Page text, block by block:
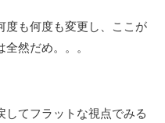
度も何度も変更し、ここが
然だめ。。。
してフラットな視点でみる